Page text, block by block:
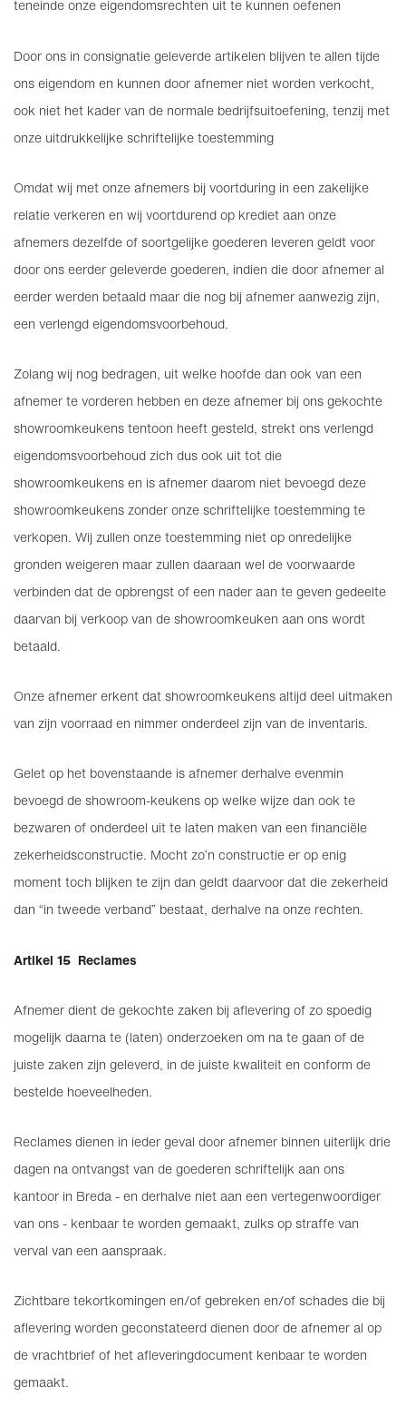
teneinde onze eigendomsrechten uit te kunnen oefenen
Door ons in consignatie geleverde artikelen blijven te allen tijde
ons eigendom en kunnen door afnemer niet worden verkocht,
ook niet het kader van de normale bedrijfsuitoefening, tenzij met
onze uitdrukkelijke schriftelijke toestemming
Omdat wij met onze afnemers bij voortduring in een zakelijke
relatie verkeren en wij voortdurend op krediet aan onze
afnemers dezelfde of soortgelijke goederen leveren geldt voor
door ons eerder geleverde goederen, indien die door afnemer al
eerder werden betaald maar die nog bij afnemer aanwezig zijn,
een verlengd eigendomsvoorbehoud.
Zolang wij nog bedragen, uit welke hoofde dan ook van een
afnemer te vorderen hebben en deze afnemer bij ons gekochte
showroomkeukens tentoon heeft gesteld, strekt ons verlengd
eigendomsvoorbehoud zich dus ook uit tot die
showroomkeukens en is afnemer daarom niet bevoegd deze
showroomkeukens zonder onze schriftelijke toestemming te
verkopen. Wij zullen onze toestemming niet op onredelijke
gronden weigeren maar zullen daaraan wel de voorwaarde
verbinden dat de opbrengst of een nader aan te geven gedeelte
daarvan bij verkoop van de showroomkeuken aan ons wordt
betaald.
Onze afnemer erkent dat showroomkeukens altijd deel uitmaken
van zijn voorraad en nimmer onderdeel zijn van de inventaris.
Gelet op het bovenstaande is afnemer derhalve evenmin
bevoegd de showroom-keukens op welke wijze dan ook te
bezwaren of onderdeel uit te laten maken van een financiële
zekerheidsconstructie. Mocht zo’n constructie er op enig
moment toch blijken te zijn dan geldt daarvoor dat die zekerheid
dan “in tweede verband” bestaat, derhalve na onze rechten.
Artikel 15 Reclames
Afnemer dient de gekochte zaken bij aflevering of zo spoedig
mogelijk daarna te (laten) onderzoeken om na te gaan of de
juiste zaken zijn geleverd, in de juiste kwaliteit en conform de
bestelde hoeveelheden.
Reclames dienen in ieder geval door afnemer binnen uiterlijk drie
dagen na ontvangst van de goederen schriftelijk aan ons
kantoor in Breda - en derhalve niet aan een vertegenwoordiger
van ons - kenbaar te worden gemaakt, zulks op straffe van
verval van een aanspraak.
Zichtbare tekortkomingen en/of gebreken en/of schades die bij
aflevering worden geconstateerd dienen door de afnemer al op
de vrachtbrief of het afleveringdocument kenbaar te worden
gemaakt.